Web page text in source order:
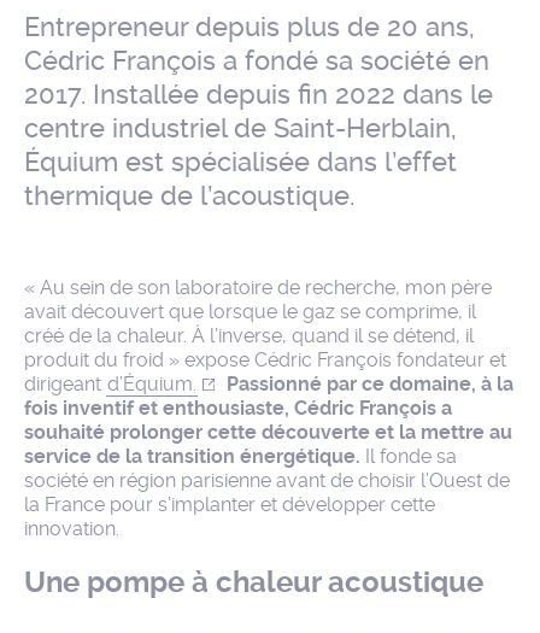
Entrepreneur depuis plus de 20 ans,
Cédric François a fondé sa société en
2017. Installée depuis fin 2022 dans le
centre industriel de Saint-Herblain,
Équium est spécialisée dans l’effet
thermique de l’acoustique.
« Au sein de son laboratoire de recherche, mon père
avait découvert que lorsque le gaz se comprime, il
créé de la chaleur. À l’inverse, quand il se détend, il
produit du froid » expose Cédric François fondateur et
dirigeant d’Équium.
Passionné par ce domaine, à la
fois inventif et enthousiaste, Cédric François a
souhaité prolonger cette découverte et la mettre au
service de la transition énergétique. Il fonde sa
société en région parisienne avant de choisir l’Ouest de
la France pour s’implanter et développer cette
innovation.
Une pompe à chaleur acoustique